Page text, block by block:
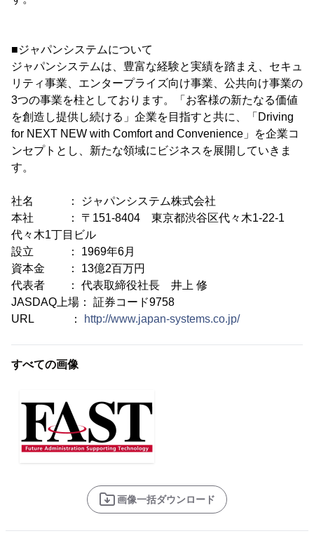
■ジャパンシステムについて
ジャパンシステムは、豊富な経験と実績を踏まえ、セキュ
リティ事業、エンタープライズ向け事業、公共向け事業の
3つの事業を柱としております。「お客様の新たなる価値
を創造し提供し続ける」企業を目指すと共に、「Driving
for NEXT NEW with Comfort and Convenience」を企業コ
ンセプトとし、新たな領域にビジネスを展開していきま
す。
社名 ： ジャパンシステム株式会社
本社 ： 〒151-8404 東京都渋谷区代々木1-22-1
代々木1丁目ビル
設立 ： 1969年6月
資本金 ： 13億2百万円
代表者 ： 代表取締役社長 井上 修
JASDAQ上場： 証券コード9758
URL ：
http://www.japan-systems.co.jp/
すべての画像
画像一括ダウンロード